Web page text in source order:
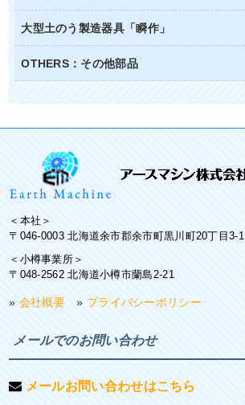
大型土のう製造器具「瞬作」
OTHERS：その他部品
＜本社＞
〒046-0003 北海道余市郡余市町黒川町20丁目3-1
＜小樽事業所＞
〒048-2562 北海道小樽市蘭島2-21
» 会社概要 » プライバシーポリシー
メールでのお問い合わせ
メールお問い合わせはこちら